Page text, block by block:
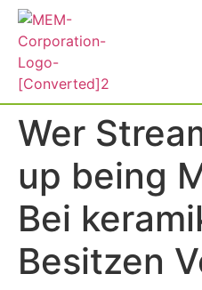
Wer
up being
Bei
Besitzen